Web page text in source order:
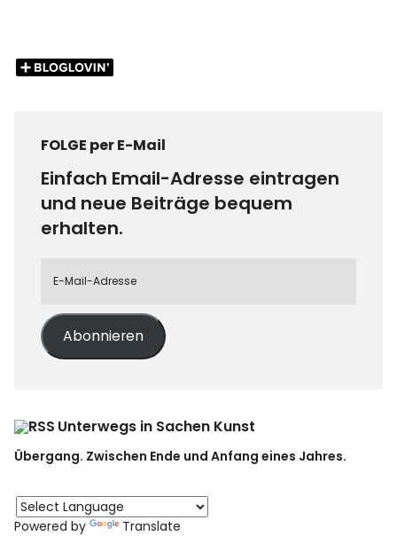
FOLGE per E-Mail
Einfach Email-Adresse eintragen
und neue Beiträge bequem
erhalten.
Abonnieren
Unterwegs in Sachen Kunst
Übergang. Zwischen Ende und Anfang eines Jahres.
Powered by Translate